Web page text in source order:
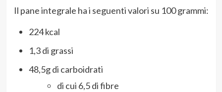
Il pane integrale ha i seguenti valori su 100 grammi:
224 kcal
1,3 di grassi
48,5g di carboidrati
di cui 6,5 di fibre